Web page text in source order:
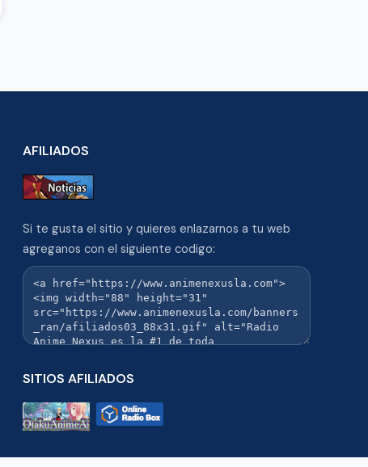
AFILIADOS
Si te gusta el sitio y quieres enlazarnos a tu web
agreganos con el siguiente codigo:
SITIOS AFILIADOS